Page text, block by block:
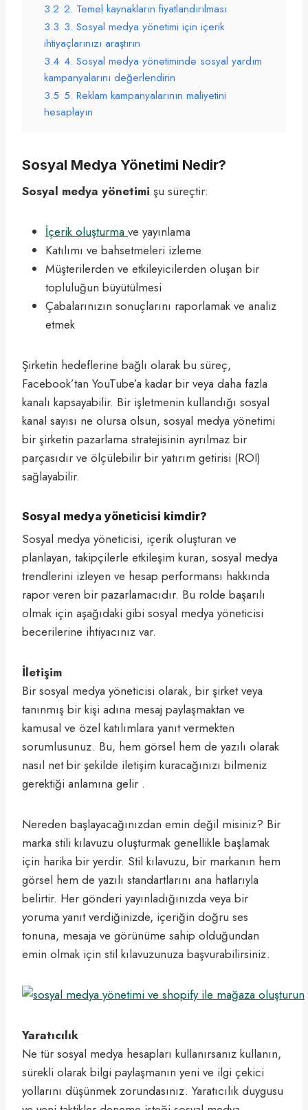
3.2 2. Temel kaynakların fiyatlandırılması
3.3 3. Sosyal medya yönetimi için içerik
ihtiyaçlarınızı araştırın
3.4 4. Sosyal medya yönetiminde sosyal yardım
kampanyalarını değerlendirin
3.5 5. Reklam kampanyalarının maliyetini
hesaplayın
Sosyal Medya Yönetimi Nedir?
Sosyal medya yönetimi şu süreçtir:
İçerik oluşturma ve yayınlama
Katılımı ve bahsetmeleri izleme
Müşterilerden ve etkileyicilerden oluşan bir
topluluğun büyütülmesi
Çabalarınızın sonuçlarını raporlamak ve analiz
etmek
Şirketin hedeflerine bağlı olarak bu süreç,
Facebook’tan YouTube’a kadar bir veya daha fazla
kanalı kapsayabilir. Bir işletmenin kullandığı sosyal
kanal sayısı ne olursa olsun, sosyal medya yönetimi
bir şirketin pazarlama stratejisinin ayrılmaz bir
parçasıdır ve ölçülebilir bir yatırım getirisi (ROI)
sağlayabilir.
Sosyal medya yöneticisi kimdir?
Sosyal medya yöneticisi, içerik oluşturan ve
planlayan, takipçilerle etkileşim kuran, sosyal medya
trendlerini izleyen ve hesap performansı hakkında
rapor veren bir pazarlamacıdır. Bu rolde başarılı
olmak için aşağıdaki gibi sosyal medya yöneticisi
becerilerine ihtiyacınız var.
İletişim
Bir sosyal medya yöneticisi olarak, bir şirket veya
tanınmış bir kişi adına mesaj paylaşmaktan ve
kamusal ve özel katılımlara yanıt vermekten
sorumlusunuz. Bu, hem görsel hem de yazılı olarak
nasıl net bir şekilde iletişim kuracağınızı bilmeniz
gerektiği anlamına gelir .
Nereden başlayacağınızdan emin değil misiniz? Bir
marka stili kılavuzu oluşturmak genellikle başlamak
için harika bir yerdir. Stil kılavuzu, bir markanın hem
görsel hem de yazılı standartlarını ana hatlarıyla
belirtir. Her gönderi yayınladığınızda veya bir
yoruma yanıt verdiğinizde, içeriğin doğru ses
tonuna, mesaja ve görünüme sahip olduğundan
emin olmak için stil kılavuzunuza başvurabilirsiniz.
Yaratıcılık
Ne tür sosyal medya hesapları kullanırsanız kullanın,
sürekli olarak bilgi paylaşmanın yeni ve ilgi çekici
yollarını düşünmek zorundasınız. Yaratıcılık duygusu